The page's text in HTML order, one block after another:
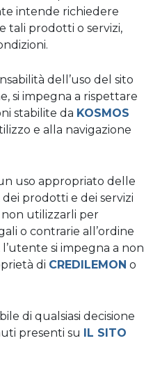
intende richiedere
tali prodotti o servizi,
dell’uso del sito
si impegna a rispettare
stabilite da KOSMOS
e alla navigazione
uso appropriato delle
prodotti e dei servizi
non utilizzarli per
o contrarie all’ordine
si impegna a non
di CREDILEMON o
di qualsiasi decisione
presenti su IL SITO